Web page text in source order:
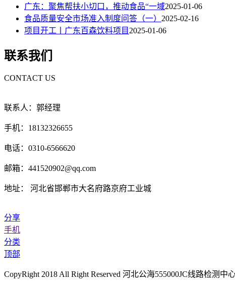
广东：聚焦帮扶小切口，推动食品“一域2025-01-06
食品质量安全市场准入制度问答（一） 2025-02-16
项目开工丨广东百森饮料项目2025-01-06
联系我们
CONTACT US
联系人：郭经理
手机：18132326655
电话：0310-6566620
邮箱：441520902@qq.com
地址： 河北省邯郸市大名府路京府工业城
分享
手机
分类
顶部
CopyRight 2018 All Right Reserved 河北公海555000JC线路检测